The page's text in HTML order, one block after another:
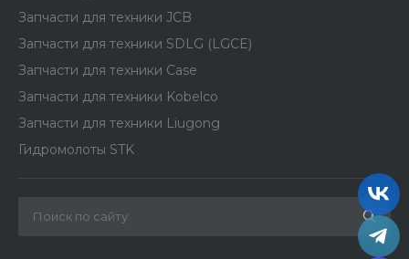
Запчасти для техники JCB
Запчасти для техники SDLG (LGCE)
Запчасти для техники Case
Запчасти для техники Kobelco
Запчасти для техники Liugong
Гидромолоты STK